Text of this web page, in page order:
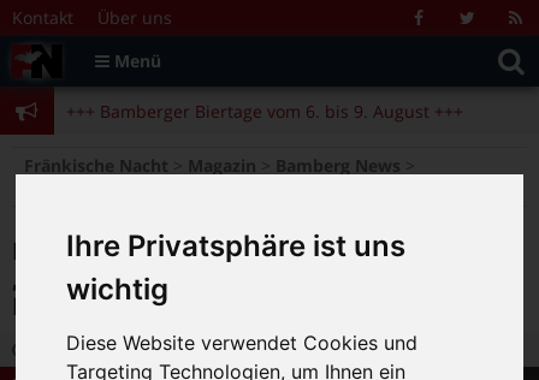
Ihre Privatsphäre ist uns
wichtig
Diese Website verwendet Cookies und
Targeting Technologien, um Ihnen ein
Zum Inhalt springen
Kontakt Über uns FacebookTwitter
Menü
Suche
nach:
+++ Bamberger Biertage vom 6. bis 9. August +++
+++ Blues- und Jazzfestival vom 31.7. bis 9.8. +++
+++ Bamberger Biertage vom 6. bis 9. August +++
+++ Blues- und Jazzfestival vom 31.7. bis 9.8. +++
Fränkische Nacht > Magazin > Bamberg News >
Premiere am ETA HOFFMANN THEATER:
„Leon und Isabel entdecken die Gereuth –
DAS MUSICAL“
10.04.2018 18:30 | FN-Redaktion |
0